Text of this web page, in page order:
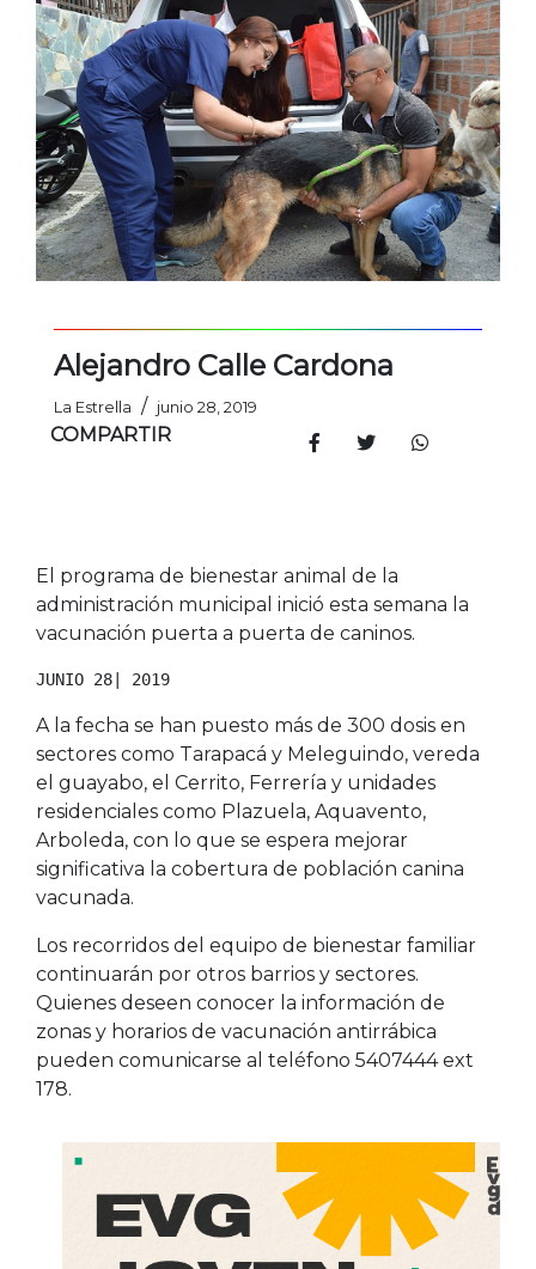
Alejandro Calle Cardona
La Estrella / junio 28, 2019
COMPARTIR
El programa de bienestar animal de la
administración municipal inició esta semana la
vacunación puerta a puerta de caninos.
JUNIO 28| 2019
A la fecha se han puesto más de 300 dosis en
sectores como Tarapacá y Meleguindo, vereda
el guayabo, el Cerrito, Ferrería y unidades
residenciales como Plazuela, Aquavento,
Arboleda, con lo que se espera mejorar
significativa la cobertura de población canina
vacunada.
Los recorridos del equipo de bienestar familiar
continuarán por otros barrios y sectores.
Quienes deseen conocer la información de
zonas y horarios de vacunación antirrábica
pueden comunicarse al teléfono 5407444 ext
178.